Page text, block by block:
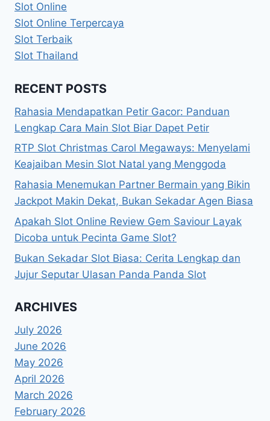
Slot Online
Slot Online Terpercaya
Slot Terbaik
Slot Thailand
RECENT POSTS
Rahasia Mendapatkan Petir Gacor: Panduan
Lengkap Cara Main Slot Biar Dapet Petir
RTP Slot Christmas Carol Megaways: Menyelami
Keajaiban Mesin Slot Natal yang Menggoda
Rahasia Menemukan Partner Bermain yang Bikin
Jackpot Makin Dekat, Bukan Sekadar Agen Biasa
Apakah Slot Online Review Gem Saviour Layak
Dicoba untuk Pecinta Game Slot?
Bukan Sekadar Slot Biasa: Cerita Lengkap dan
Jujur Seputar Ulasan Panda Panda Slot
ARCHIVES
July 2026
June 2026
May 2026
April 2026
March 2026
February 2026